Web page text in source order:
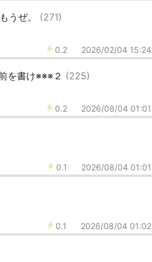
うぜ。 (271)
0.2 2026/02/04 15:24
を書け※※※２ (225)
0.2 2026/08/04 01:01
0.1 2026/08/04 01:01
0.1 2026/08/04 01:02